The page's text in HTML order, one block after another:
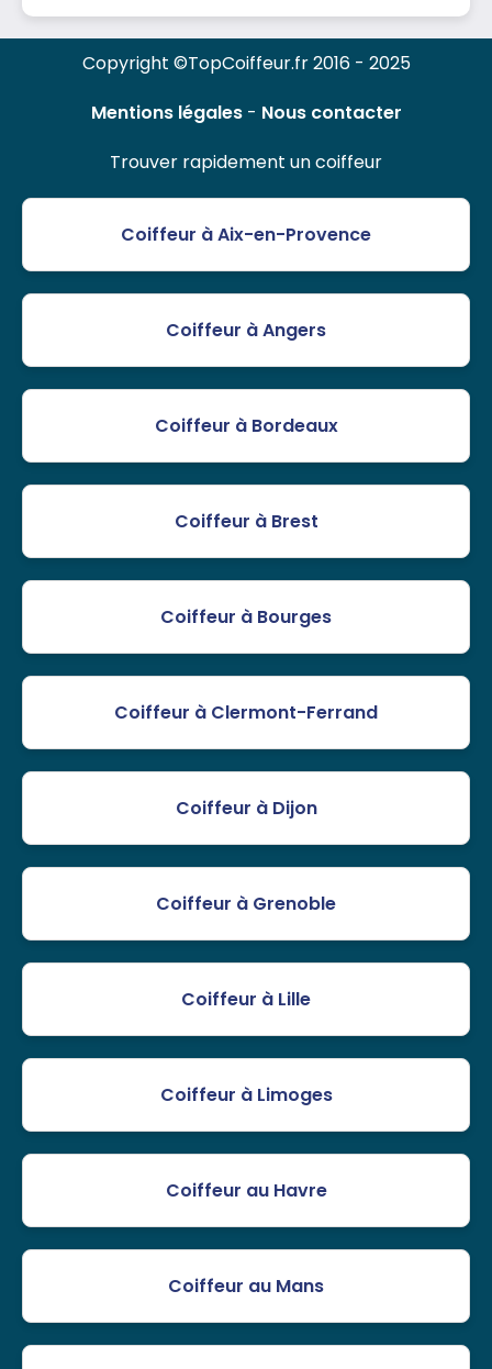
Copyright ©TopCoiffeur.fr 2016 - 2025
Mentions légales- Nous contacter
Trouver rapidement un coiffeur
Coiffeur à Aix-en-Provence
Coiffeur à Angers
Coiffeur à Bordeaux
Coiffeur à Brest
Coiffeur à Bourges
Coiffeur à Clermont-Ferrand
Coiffeur à Dijon
Coiffeur à Grenoble
Coiffeur à Lille
Coiffeur à Limoges
Coiffeur au Havre
Coiffeur au Mans